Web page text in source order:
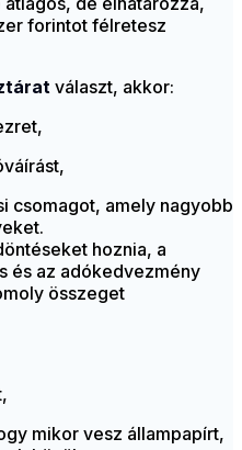
forintot félretesz
választ, akkor:
csomagot, amely nagyobb
hoznia, a
és az adókedvezmény
összeget
mikor vesz állampapírt,